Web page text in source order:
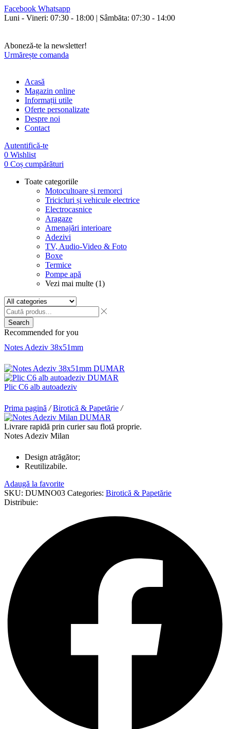
Facebook Whatsapp
Luni - Vineri: 07:30 - 18:00 | Sâmbăta: 07:30 - 14:00
Aboneză-te la newsletter!
Urmărește comanda
Acasă
Magazin online
Informații utile
Oferte personalizate
Despre noi
Contact
Autentifică-te
0 Wishlist
0 Coș cumpărături
Toate categoriile
Motocultoare și remorci
Tricicluri și vehicule electrice
Electrocasnice
Aragaze
Amenajări interioare
Adezivi
TV, Audio-Video & Foto
Boxe
Termice
Pompe apă
Vezi mai multe (1)
Search
Recommended for you
Notes Adeziv 38x51mm
Plic C6 alb autoadeziv
Prima pagină / Birotică & Papetărie /
Livrare rapidă prin curier sau flotă proprie.
Notes Adeziv Milan
Design atrăgător;
Reutilizabile.
Adaugă la favorite
SKU: DUMNO03 Categories: Birotică & Papetărie
Distribuie: